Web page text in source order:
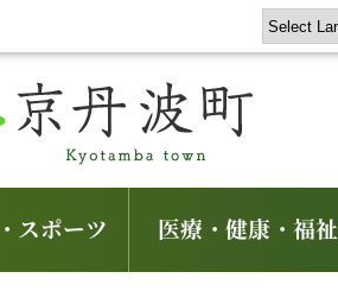
スポーツ 医療・健康・福祉